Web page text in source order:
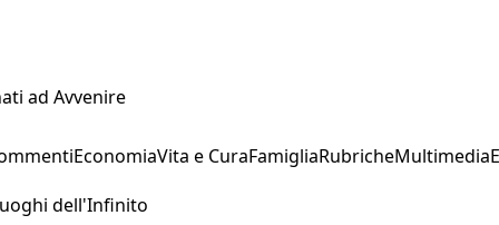
ad Avvenire
EconomiaVita e CuraFamigliaRubricheMultimedia
dell'Infinito